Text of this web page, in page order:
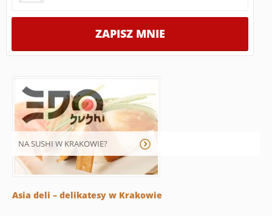
NA SUSHI W KRAKOWIE?
Asia deli – delikatesy w Krakowie